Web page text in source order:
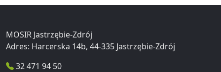
MOSIR Jastrzębie-Zdrój
32 471 94 50